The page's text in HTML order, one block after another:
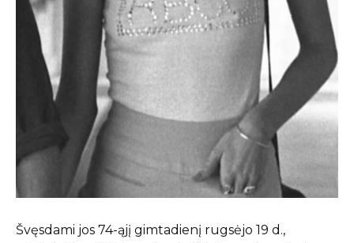
Švęsdami jos 74-ąjį gimtadienį rugsėjo 19 d.,